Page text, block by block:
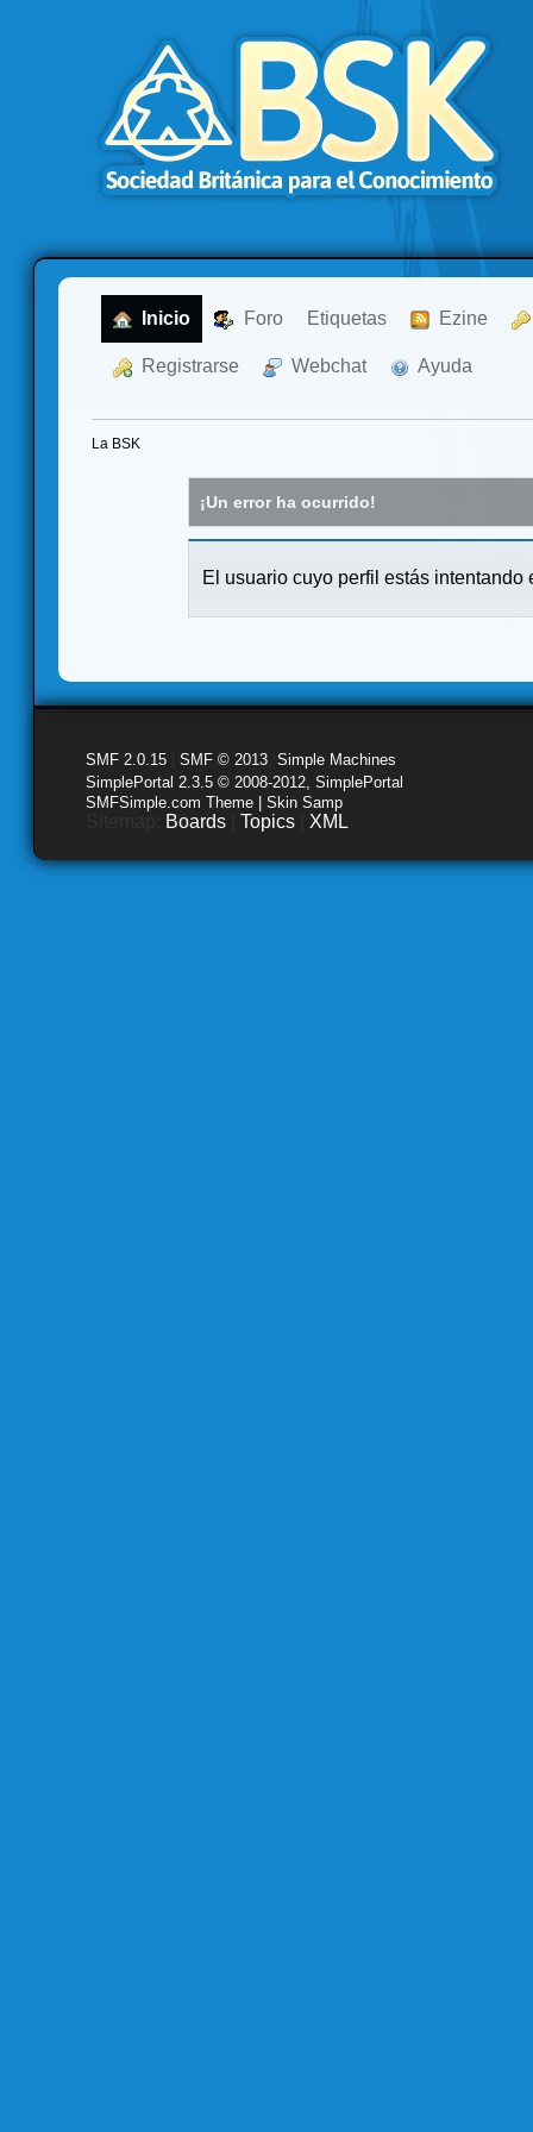
Inicio Foro Etiquetas Ezine
Registrarse Webchat Ayuda
La BSK
¡Un error ha ocurrido!
El usuario cuyo perfil estás intentando
SMF 2.0.15 SMF © 2013 Simple Machines
SimplePortal 2.3.5 © 2008-2012, SimplePortal
SMFSimple.com Theme | Skin Samp
Boards Topics XML